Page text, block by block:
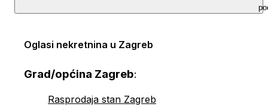
Oglasi nekretnina u Zagreb
Grad/općina Zagreb:
Rasprodaja stan Zagreb